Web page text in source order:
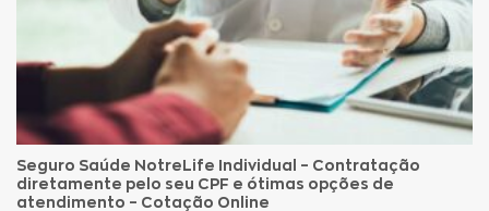
Seguro Saúde NotreLife Individual – Contratação
diretamente pelo seu CPF e ótimas opções de
atendimento – Cotação Online